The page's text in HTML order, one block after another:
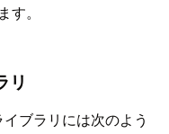
。
リ
ブラリには次のよう